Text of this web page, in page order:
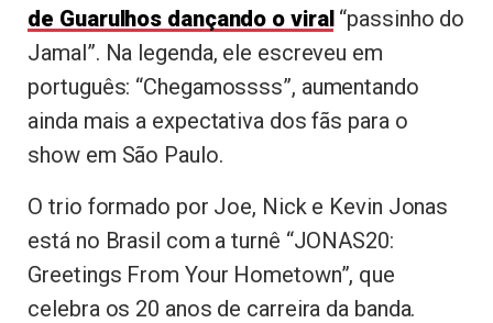
de Guarulhos dançando o viral “passinho do
Jamal”. Na legenda, ele escreveu em
português: “Chegamossss”, aumentando
ainda mais a expectativa dos fãs para o
show em São Paulo.
O trio formado por Joe, Nick e Kevin Jonas
está no Brasil com a turnê “JONAS20:
Greetings From Your Hometown”, que
celebra os 20 anos de carreira da banda.